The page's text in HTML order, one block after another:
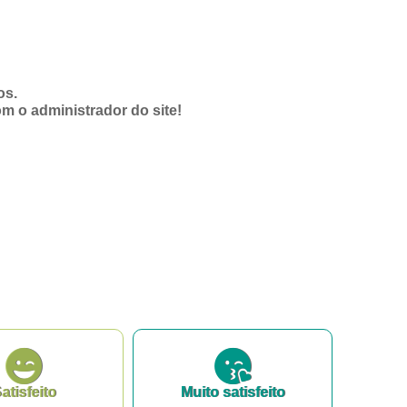
o administrador do site!
Muito satisfeito